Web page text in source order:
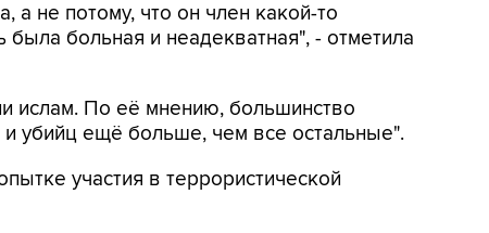
а не потому, что он член какой-то
больная и неадекватная", - отметила
ислам. По её мнению, большинство
и убийц ещё больше, чем все остальные".
участия в террористической